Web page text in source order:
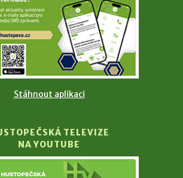
Stáhnout aplikaci
TELEVIZE
NA YOUTUBE